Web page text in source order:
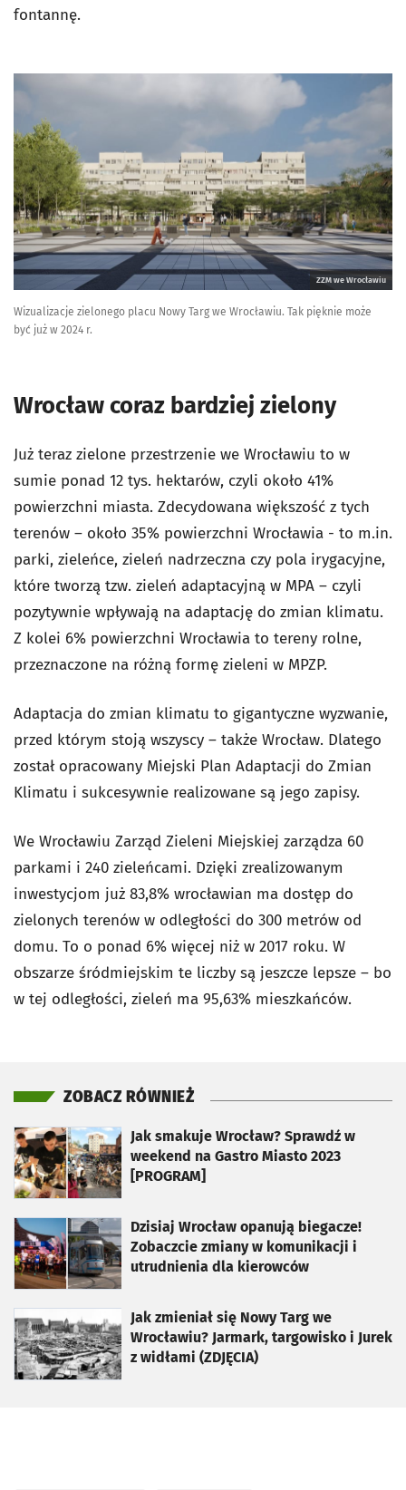
fontannę.
ZZM we Wrocławiu
Wizualizacje zielonego placu Nowy Targ we Wrocławiu. Tak pięknie może
być już w 2024 r.
Wrocław coraz bardziej zielony
Już teraz zielone przestrzenie we Wrocławiu to w
sumie ponad 12 tys. hektarów, czyli około 41%
powierzchni miasta. Zdecydowana większość z tych
terenów – około 35% powierzchni Wrocławia - to m.in.
parki, zieleńce, zieleń nadrzeczna czy pola irygacyjne,
które tworzą tzw. zieleń adaptacyjną w MPA – czyli
pozytywnie wpływają na adaptację do zmian klimatu.
Z kolei 6% powierzchni Wrocławia to tereny rolne,
przeznaczone na różną formę zieleni w MPZP.
Adaptacja do zmian klimatu to gigantyczne wyzwanie,
przed którym stoją wszyscy – także Wrocław. Dlatego
został opracowany Miejski Plan Adaptacji do Zmian
Klimatu i sukcesywnie realizowane są jego zapisy.
We Wrocławiu Zarząd Zieleni Miejskiej zarządza 60
parkami i 240 zieleńcami. Dzięki zrealizowanym
inwestycjom już 83,8% wrocławian ma dostęp do
zielonych terenów w odległości do 300 metrów od
domu. To o ponad 6% więcej niż w 2017 roku. W
obszarze śródmiejskim te liczby są jeszcze lepsze – bo
w tej odległości, zieleń ma 95,63% mieszkańców.
ZOBACZ RÓWNIEŻ
Jak smakuje Wrocław? Sprawdź w
weekend na Gastro Miasto 2023
[PROGRAM]
otworzy się w nowej karcie
Dzisiaj Wrocław opanują biegacze!
Zobaczcie zmiany w komunikacji i
utrudnienia dla kierowców
otworzy się w nowej karcie
Jak zmieniał się Nowy Targ we
Wrocławiu? Jarmark, targowisko i Jurek
z widłami (ZDJĘCIA)
otworzy się w nowej karcie